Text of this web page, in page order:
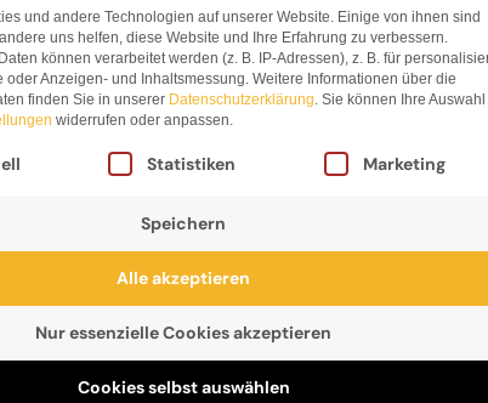
und andere Technologien auf unserer Website. Einige von ihnen sind
uns helfen, diese Website und Ihre Erfahrung zu verbessern.
können verarbeitet werden (z. B. IP-Adressen), z. B. für
oder Anzeigen- und Inhaltsmessung. Weitere Informationen über die
finden Sie in unserer Datenschutzerklärung. Sie können Ihre Auswahl
widerrufen oder anpassen.
der Service-Gruppen, für die eine
Statistiken Marketing
Speichern
Alle akzeptieren
Nur essenzielle Cookies akzeptieren
Cookies selbst auswählen